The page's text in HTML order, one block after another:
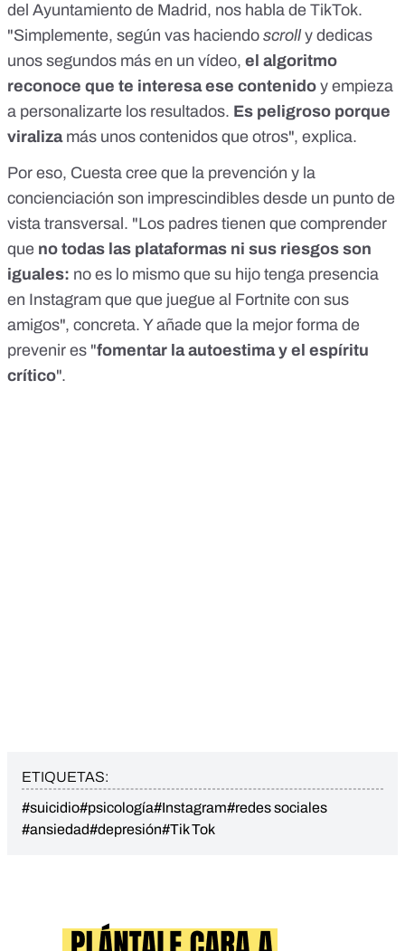
del Ayuntamiento de Madrid, nos habla de TikTok.
"Simplemente, según vas haciendo scrolly dedicas
unos segundos más en un vídeo, el algoritmo
reconoce que te interesa ese contenido y empieza
a personalizarte los resultados. Es peligroso porque
viralizamás unos contenidos que otros", explica.
Por eso, Cuesta cree que la prevención y la
concienciación son imprescindibles desde un punto de
vista transversal. "Los padres tienen que comprender
que no todas las plataformas ni sus riesgos son
iguales: no es lo mismo que su hijo tenga presencia
en Instagram que que juegue al Fortnite con sus
amigos", concreta. Y añade que la mejor forma de
prevenir es "fomentar la autoestima y el espíritu
crítico".
ETIQUETAS:
#suicidio#psicología#Instagram#redes sociales
#ansiedad#depresión#Tik Tok